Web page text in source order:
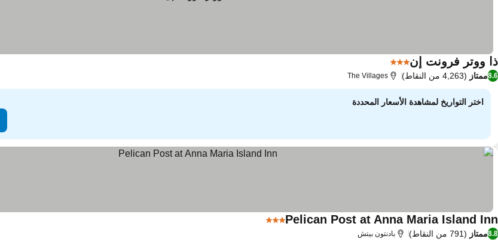
ذا ووتر فرونت إن3 عدد النجوم
8.6ممتاز (4,263 من النقاط) The Villages
اختر التواريخ لمشاهدة الأسعار المحددة
Pelican Post at Anna Maria Island Inn3 عدد النجوم
8.8ممتاز (791 من النقاط) بادنتون بيتش